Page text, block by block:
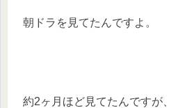
朝ドラを見てたんですよ。
約2ヶ月ほど見てたんですが、